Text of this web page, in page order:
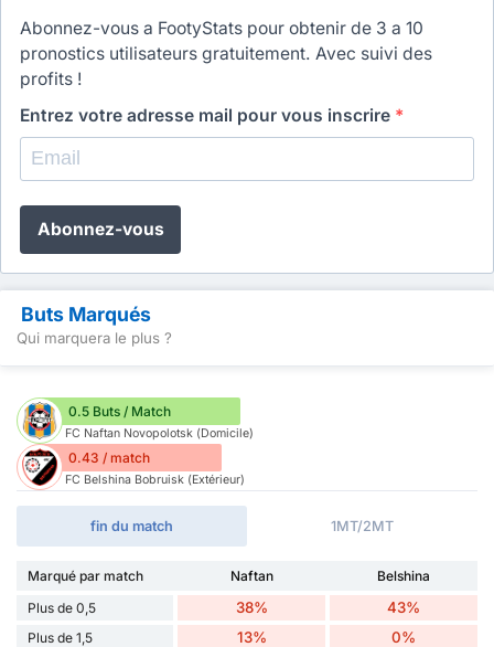
Abonnez-vous a FootyStats pour obtenir de 3 a 10
pronostics utilisateurs gratuitement. Avec suivi des
profits !
Entrez votre adresse mail pour vous inscrire *
Abonnez-vous
Buts Marqués
Qui marquera le plus ?
0.5 Buts / Match
FC Naftan Novopolotsk (Domicile)
0.43 / match
FC Belshina Bobruisk (Extérieur)
fin du match 1MT/2MT
Marqué par match Naftan
Belshina
Plus de 0,5
38% 43%
Plus de 1,5 13% 0%